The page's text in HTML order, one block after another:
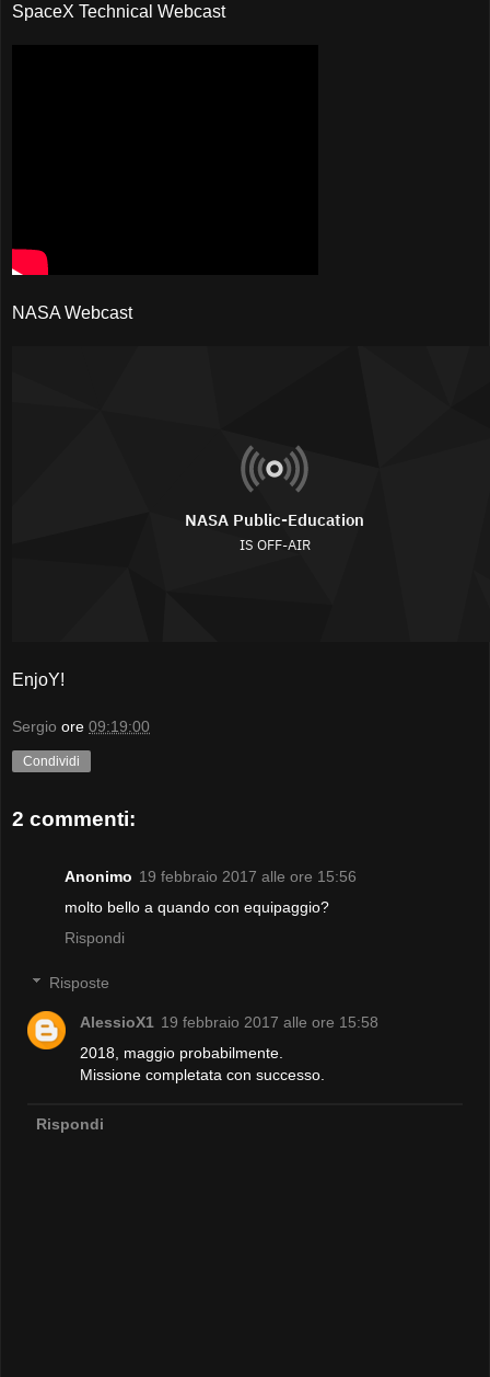
SpaceX Technical Webcast
NASA Webcast
EnjoY!
Sergio ore 09:19:00
Condividi
2 commenti:
Anonimo 19 febbraio 2017 alle ore 15:56
molto bello a quando con equipaggio?
Rispondi
Risposte
AlessioX1 19 febbraio 2017 alle ore 15:58
2018, maggio probabilmente.
Missione completata con successo.
Rispondi